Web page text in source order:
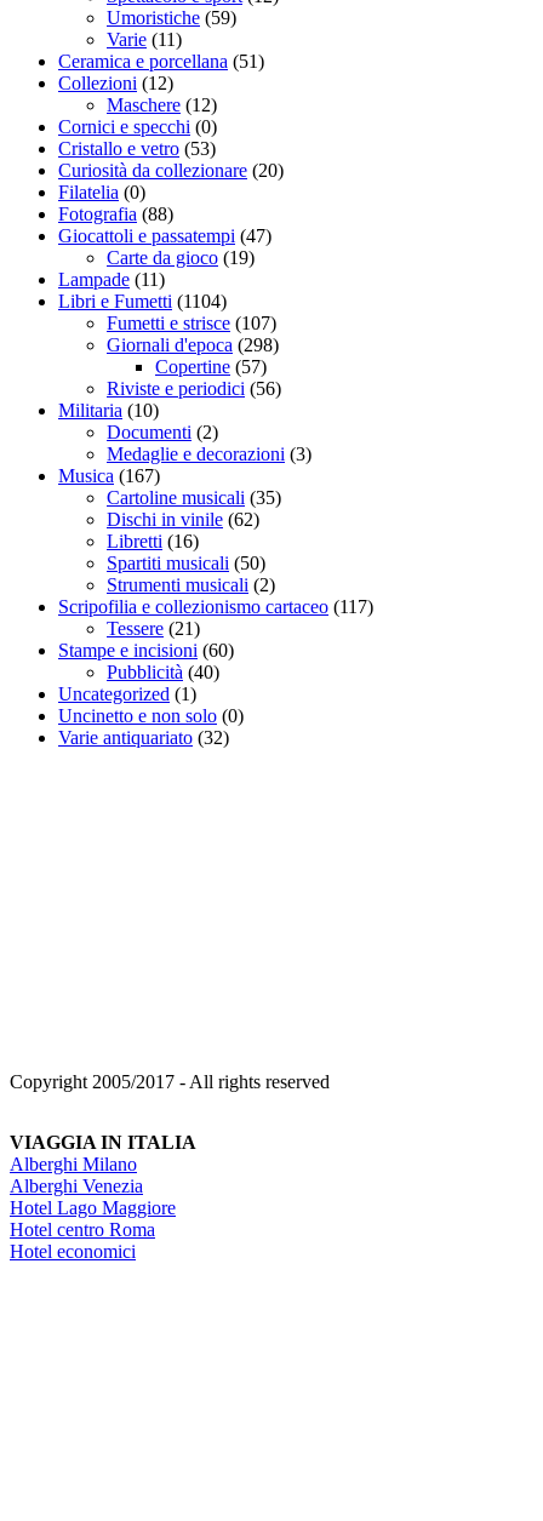
Umoristiche (59)
Varie (11)
Ceramica e porcellana (51)
Collezioni (12)
Maschere (12)
Cornici e specchi (0)
Cristallo e vetro (53)
Curiosità da collezionare (20)
Filatelia (0)
Fotografia (88)
Giocattoli e passatempi (47)
Carte da gioco (19)
Lampade (11)
Libri e Fumetti (1104)
Fumetti e strisce (107)
Giornali d'epoca (298)
Copertine (57)
Riviste e periodici (56)
Militaria (10)
Documenti (2)
Medaglie e decorazioni (3)
Musica (167)
Cartoline musicali (35)
Dischi in vinile (62)
Libretti (16)
Spartiti musicali (50)
Strumenti musicali (2)
Scripofilia e collezionismo cartaceo (117)
Tessere (21)
Stampe e incisioni (60)
Pubblicità (40)
Uncategorized (1)
Uncinetto e non solo (0)
Varie antiquariato (32)
Copyright 2005/2017 - All rights reserved
VIAGGIA IN ITALIA
Alberghi Milano
Alberghi Venezia
Hotel Lago Maggiore
Hotel centro Roma
Hotel economici